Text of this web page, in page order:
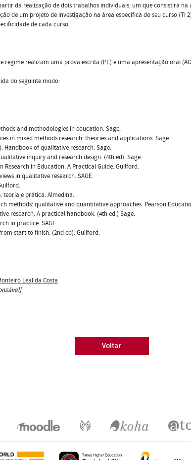
da realização de dois trabalhos individuais: um que consistirá
de um projeto de investigação na área específica do seu curso (TI
de cada curso.
regime realizam uma prova escrita (PE) e uma apresentação oral
do seguinte modo:
and methodologies in education. Sage.
in mixed methods research: theories and applications. Sage.
Handbook of qualitative research. Sage.
inquiry and research design. (4th ed). Sage.
Research in Education. A Practical Guide. Guilford.
in qualitative research. SAGE.
teoria e prática. Almedina.
methods: qualitative and quantitative approaches. Pearson
research: A practical handbook. (4th ed.) Sage.
in practice. SAGE.
start to finish. (2nd ed). Guilford.
Leal da Costa
Voltar